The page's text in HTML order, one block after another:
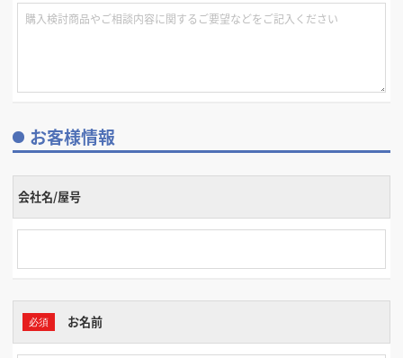
お客様情報
会社名/屋号
お名前